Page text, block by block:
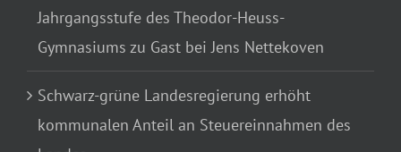
Jahrgangsstufe des Theodor-Heuss-
Gymnasiums zu Gast bei Jens Nettekoven
Schwarz-grüne Landesregierung erhöht
kommunalen Anteil an Steuereinnahmen des